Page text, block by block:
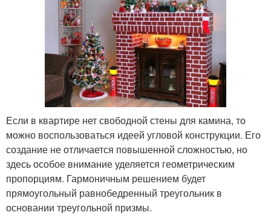
Если в квартире нет свободной стены для камина, то
можно воспользоваться идеей угловой конструкции. Его
создание не отличается повышенной сложностью, но
здесь особое внимание уделяется геометрическим
пропорциям. Гармоничным решением будет
прямоугольный равнобедренный треугольник в
основании треугольной призмы.